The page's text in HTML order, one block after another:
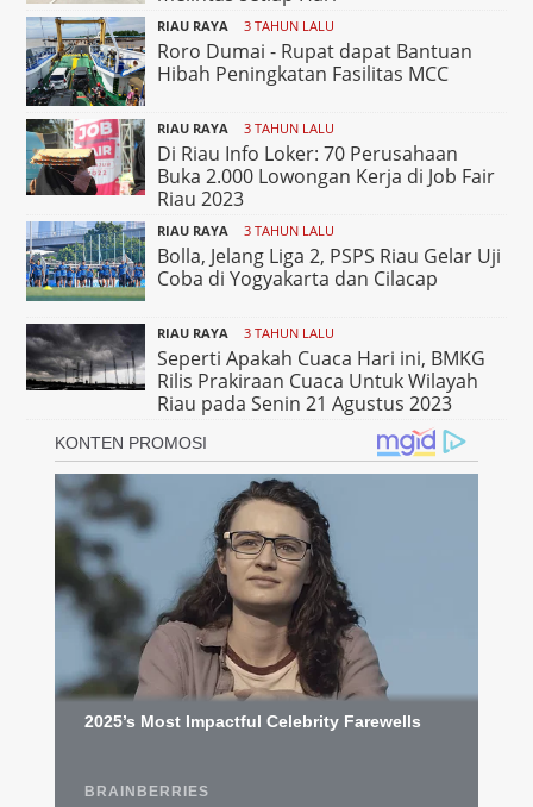
RIAU RAYA 3 TAHUN LALU
Roro Dumai - Rupat dapat Bantuan
Hibah Peningkatan Fasilitas MCC
RIAU RAYA 3 TAHUN LALU
Di Riau Info Loker: 70 Perusahaan
Buka 2.000 Lowongan Kerja di Job Fair
Riau 2023
RIAU RAYA 3 TAHUN LALU
Bolla, Jelang Liga 2, PSPS Riau Gelar Uji
Coba di Yogyakarta dan Cilacap
RIAU RAYA 3 TAHUN LALU
Seperti Apakah Cuaca Hari ini, BMKG
Rilis Prakiraan Cuaca Untuk Wilayah
Riau pada Senin 21 Agustus 2023